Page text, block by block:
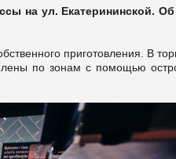
на ул. Екатерининской.
приготовления. В
по зонам с помощью